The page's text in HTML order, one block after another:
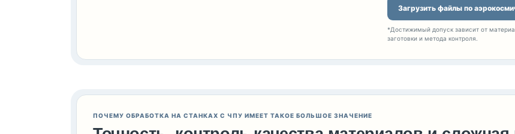
Загрузить файлы по
*Достижимый допуск зависит от
заготовки и метода контроля.
ПОЧЕМУ ОБРАБОТКА НА СТАНКАХ С ЧПУ ИМЕЕТ ТАКОЕ БОЛЬШОЕ ЗНАЧЕНИЕ